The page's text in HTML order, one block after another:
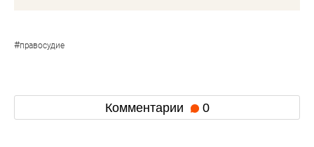
#правосудие
Комментарии 0